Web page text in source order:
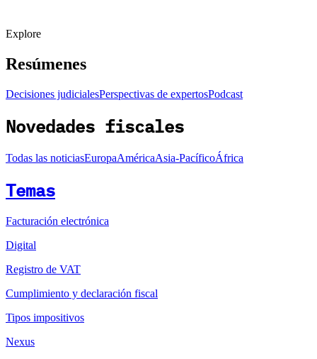
Explore
Resúmenes
Decisiones judicialesPerspectivas de expertosPodcast
Novedades fiscales
Todas las noticiasEuropaAméricaAsia-PacíficoÁfrica
Temas
Facturación electrónica
Digital
Registro de VAT
Cumplimiento y declaración fiscal
Tipos impositivos
Nexus